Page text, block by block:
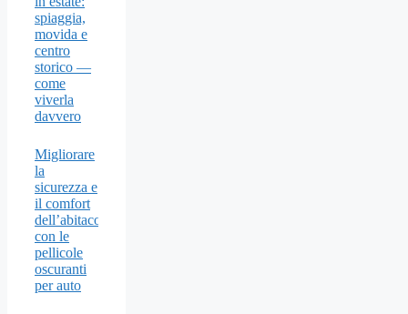
spiaggia,
movida e
centro
storico —
come
viverla
davvero
Migliorare
la
sicurezza e
il comfort
dell’abitacolo
con le
pellicole
oscuranti
per auto